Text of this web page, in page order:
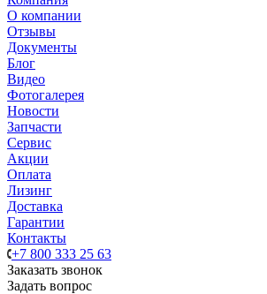
О компании
Отзывы
Документы
Блог
Видео
Фотогалерея
Новости
Запчасти
Сервис
Акции
Оплата
Лизинг
Доставка
Гарантии
Контакты
+7 800 333 25 63
Заказать звонок
Задать вопрос